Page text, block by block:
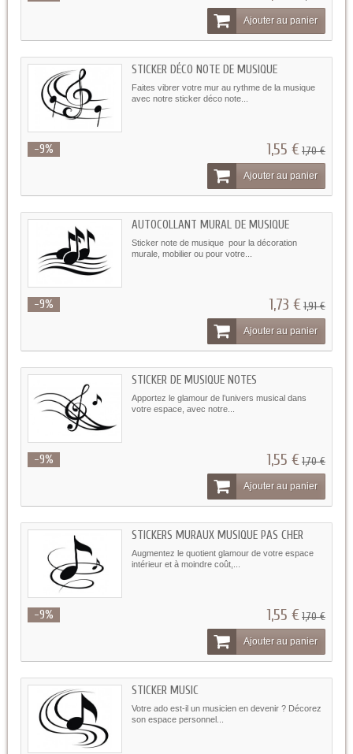
Ajouter au panier
STICKER DÉCO NOTE DE MUSIQUE
Faites vibrer votre mur au rythme de la musique
avec notre sticker déco note...
-9% 1,55 € 1,70 €
Ajouter au panier
AUTOCOLLANT MURAL DE MUSIQUE
Sticker note de musique pour la décoration
murale, mobilier ou pour votre...
-9% 1,73 €1,91 €
Ajouter au panier
STICKER DE MUSIQUE NOTES
Apportez le glamour de l’univers musical dans
votre espace, avec notre...
-9% 1,55 €1,70 €
Ajouter au panier
STICKERS MURAUX MUSIQUE PAS CHER
Augmentez le quotient glamour de votre espace
intérieur et à moindre coût,...
-9% 1,55 €1,70 €
Ajouter au panier
STICKER MUSIC
Votre ado est-il un musicien en devenir ? Décorez
son espace personnel...